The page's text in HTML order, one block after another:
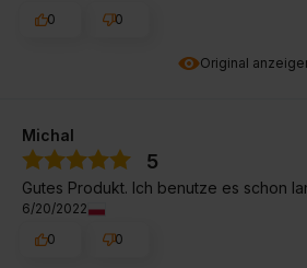
Original
0
0
Michal
5
Gutes Produkt. Ich benutze es schon
6/20/2022
0
0